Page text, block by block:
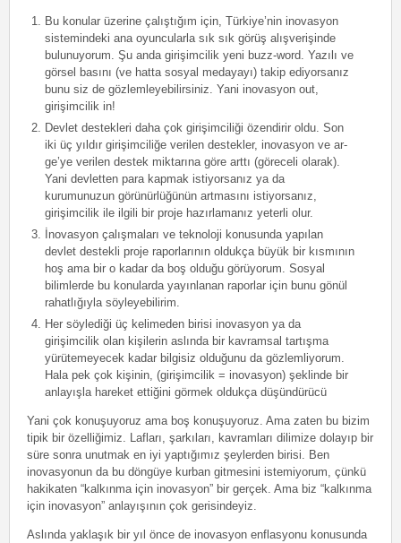
Bu konular üzerine çalıştığım için, Türkiye’nin inovasyon
sistemindeki ana oyuncularla sık sık görüş alışverişinde
bulunuyorum. Şu anda girişimcilik yeni buzz-word. Yazılı ve
görsel basını (ve hatta sosyal medayayı) takip ediyorsanız
bunu siz de gözlemleyebilirsiniz. Yani inovasyon out,
girişimcilik in!
Devlet destekleri daha çok girişimciliği özendirir oldu. Son
iki üç yıldır girişimciliğe verilen destekler, inovasyon ve ar-
ge’ye verilen destek miktarına göre arttı (göreceli olarak).
Yani devletten para kapmak istiyorsanız ya da
kurumunuzun görünürlüğünün artmasını istiyorsanız,
girişimcilik ile ilgili bir proje hazırlamanız yeterli olur.
İnovasyon çalışmaları ve teknoloji konusunda yapılan
devlet destekli proje raporlarının oldukça büyük bir kısmının
hoş ama bir o kadar da boş olduğu görüyorum. Sosyal
bilimlerde bu konularda yayınlanan raporlar için bunu gönül
rahatlığıyla söyleyebilirim.
Her söylediği üç kelimeden birisi inovasyon ya da
girişimcilik olan kişilerin aslında bir kavramsal tartışma
yürütemeyecek kadar bilgisiz olduğunu da gözlemliyorum.
Hala pek çok kişinin, (girişimcilik = inovasyon) şeklinde bir
anlayışla hareket ettiğini görmek oldukça düşündürücü
Yani çok konuşuyoruz ama boş konuşuyoruz. Ama zaten bu bizim
tipik bir özelliğimiz. Lafları, şarkıları, kavramları dilimize dolayıp bir
süre sonra unutmak en iyi yaptığımız şeylerden birisi. Ben
inovasyonun da bu döngüye kurban gitmesini istemiyorum, çünkü
hakikaten “kalkınma için inovasyon” bir gerçek. Ama biz “kalkınma
için inovasyon” anlayışının çok gerisindeyiz.
Aslında yaklaşık bir yıl önce de inovasyon enflasyonu konusunda